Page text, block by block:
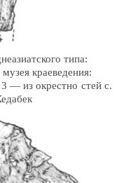
типа:
краеведения:
— из окрестно стей с.